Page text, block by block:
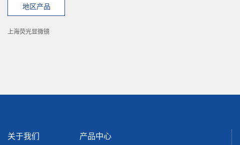
地区产品
上海荧光显微镜
关于我们 产品中心